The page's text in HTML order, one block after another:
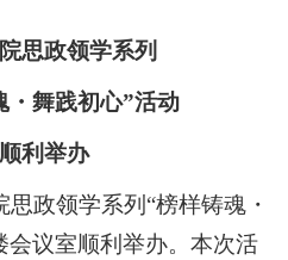
思政领学系列
・舞践初心”活动
顺利举办
政领学系列“榜样铸魂・
会议室顺利举办。本次活